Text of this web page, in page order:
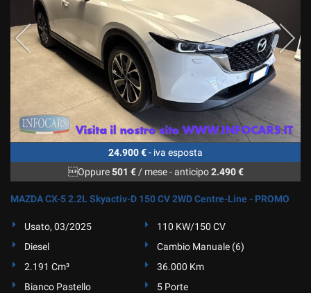
24.900 €- iva esposta
Oppure501 €/ mese-anticipo2.490 €
MAZDA CX-5 2.2L Skyactiv-D 150 CV 2WD Centre-Line - PROMO
Usato, 03/2025
110 KW/150 CV
Diesel
Cambio Manuale (6)
2.191 Cm³
36.000 Km
Bianco Pastello
5 Porte